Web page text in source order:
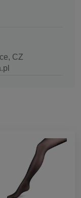
CZ